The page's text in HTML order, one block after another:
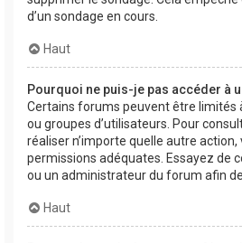
d’un sondage en cours.
Haut
Pourquoi ne puis-je pas accéder à
Certains forums peuvent être limités
ou groupes d’utilisateurs. Pour
réaliser n’importe quelle autre
permissions adéquates. Essayez de
ou un administrateur du forum afin
Haut